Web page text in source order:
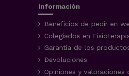
Información
Beneficios de pedir en
Colegiados en
Garantía de los
Devoluciones
Opiniones y valoraciones